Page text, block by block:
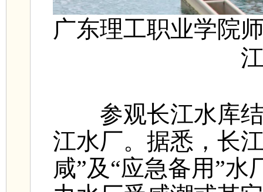
广东理工职业学院
参观长江水库结
江水厂。据悉，长
咸”及“应急备用”